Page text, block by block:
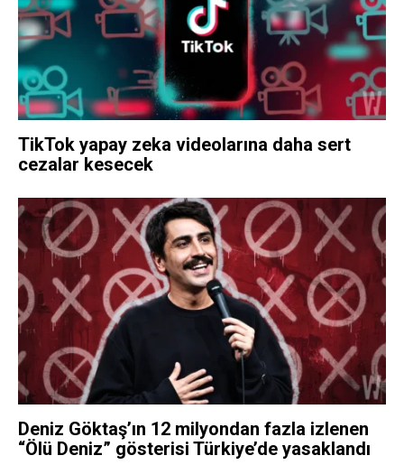
TikTok yapay zeka videolarına daha sert
cezalar kesecek
Deniz Göktaş’ın 12 milyondan fazla izlenen
“Ölü Deniz” gösterisi Türkiye’de yasaklandı